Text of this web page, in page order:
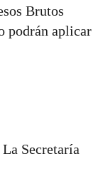
Brutos
podrán aplicar
Secretaría